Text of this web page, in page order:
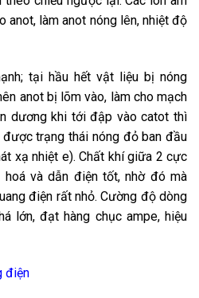
anot, làm anot nóng lên, nhiệt độ
tại hầu hết vật liệu bị nóng
anot bị lõm vào, làm cho mạch
dương khi tới đập vào catot thì
trạng thái nóng đỏ ban đầu
xạ nhiệt e). Chất khí giữa 2 cực
và dẫn điện tốt, nhờ đó mà
điện rất nhỏ. Cường độ dòng
lớn, đạt hàng chục ampe, hiệu
điện